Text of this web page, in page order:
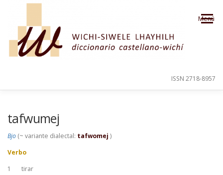
Saltar al contenido
Menú
ISSN 2718-8957
tafwumej
Bjo (~ variante dialectal: tafwomej )
Verbo
1
tirar